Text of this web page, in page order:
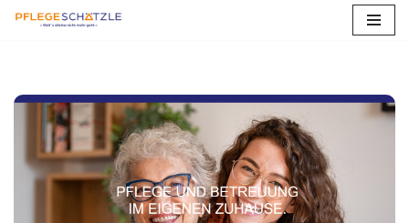
springen